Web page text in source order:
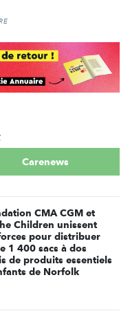
Carenews
CMA CGM et
Children unissent
pour distribuer
1 400 sacs à dos
de produits essentiels
de Norfolk